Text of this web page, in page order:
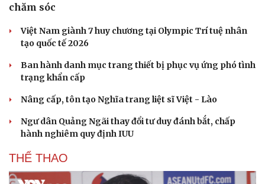
chăm sóc
Việt Nam giành 7 huy chương tại Olympic Trí tuệ nhân
tạo quốc tế 2026
Ban hành danh mục trang thiết bị phục vụ ứng phó tình
trạng khẩn cấp
Nâng cấp, tôn tạo Nghĩa trang liệt sĩ Việt - Lào
Ngư dân Quảng Ngãi thay đổi tư duy đánh bắt, chấp
hành nghiêm quy định IUU
THỂ THAO